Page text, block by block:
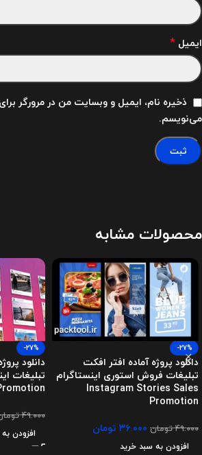
ایمیل *
ذخیره نام، ایمیل و وبسایت من در مرورگر
می‌نویسم.
محصولات مشابه
-27%
دانلود پروژه آماده افتر افکت
تبلیغات فروش استوری اینستاگرام
Instagram Stories Sales
Promotion
۴۹.۰۰۰تومان ۳۶.۰۰۰ تومان
افزودن به سبد خرید
-27%
دانلود
۴۹.۰۰۰
افزودن